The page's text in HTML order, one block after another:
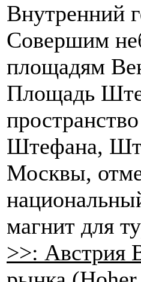
Внутренний
Совершим
площадям
Площадь
Штефана,
Москвы,
магнит для
>>: Австрия